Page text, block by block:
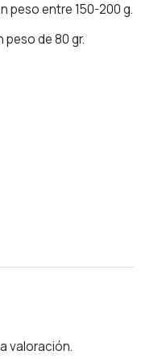
peso entre 150-200 g.
de 80 gr.
valoración.